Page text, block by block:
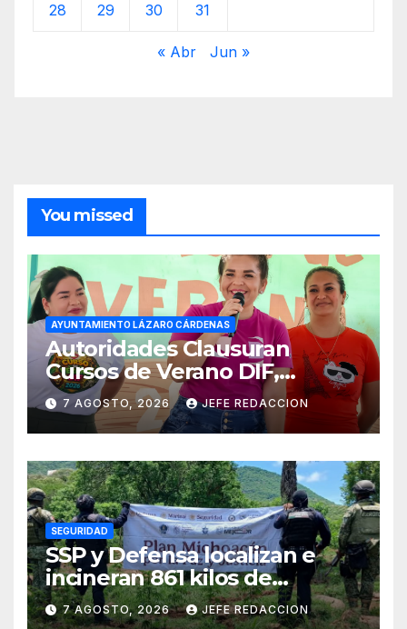
28 29 30 31
« Abr Jun »
You missed
AYUNTAMIENTO LÁZARO CÁRDENAS
Autoridades Clausuran
Cursos de Verano DIF,
Seguridad Pública y Casa de
Cultura 2026
7 AGOSTO, 2026 JEFE REDACCION
SEGURIDAD
SSP y Defensa localizan e
incineran 861 kilos de
marihuana en Huetamo
7 AGOSTO, 2026 JEFE REDACCION